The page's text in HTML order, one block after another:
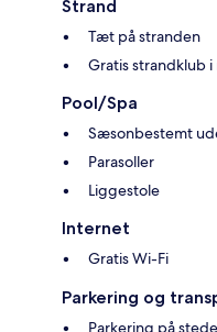
Strand
Tæt på stranden
Gratis strandklub
Pool/Spa
Sæsonbestemt
Parasoller
Liggestole
Internet
Gratis Wi-Fi
Parkering og
Parkering på